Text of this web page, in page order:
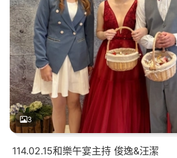
3
114.02.15和樂午宴主持 俊逸&汪潔